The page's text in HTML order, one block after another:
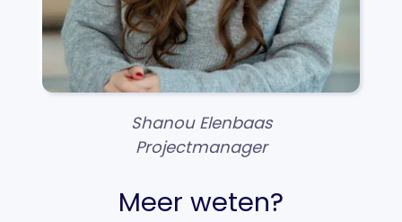
Shanou Elenbaas
Projectmanager
Meer weten?